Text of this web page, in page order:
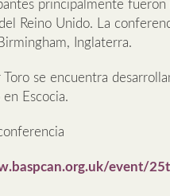
principalmente
Reino Unido. La
Inglaterra.
Toro se encuentra
Escocia.
event/